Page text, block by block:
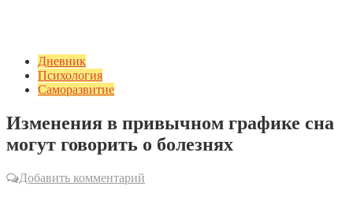
Дневник
Психология
Саморазвитие
Изменения в привычном графике сна
могут говорить о болезнях
Добавить комментарий